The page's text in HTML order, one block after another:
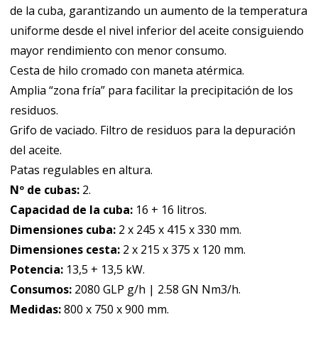
de la cuba, garantizando un aumento de la temperatura
uniforme desde el nivel inferior del aceite consiguiendo
mayor rendimiento con menor consumo.
Cesta de hilo cromado con maneta atérmica.
Amplia “zona fría” para facilitar la precipitación de los
residuos.
Grifo de vaciado. Filtro de residuos para la depuración
del aceite.
Patas regulables en altura.
Nº de cubas: 2.
Capacidad de la cuba: 16 + 16 litros.
Dimensiones cuba: 2 x 245 x 415 x 330 mm.
Dimensiones cesta: 2 x 215 x 375 x 120 mm.
Potencia: 13,5 + 13,5 kW.
Consumos: 2080 GLP g/h | 2.58 GN Nm3/h.
Medidas:800 x 750 x 900 mm.